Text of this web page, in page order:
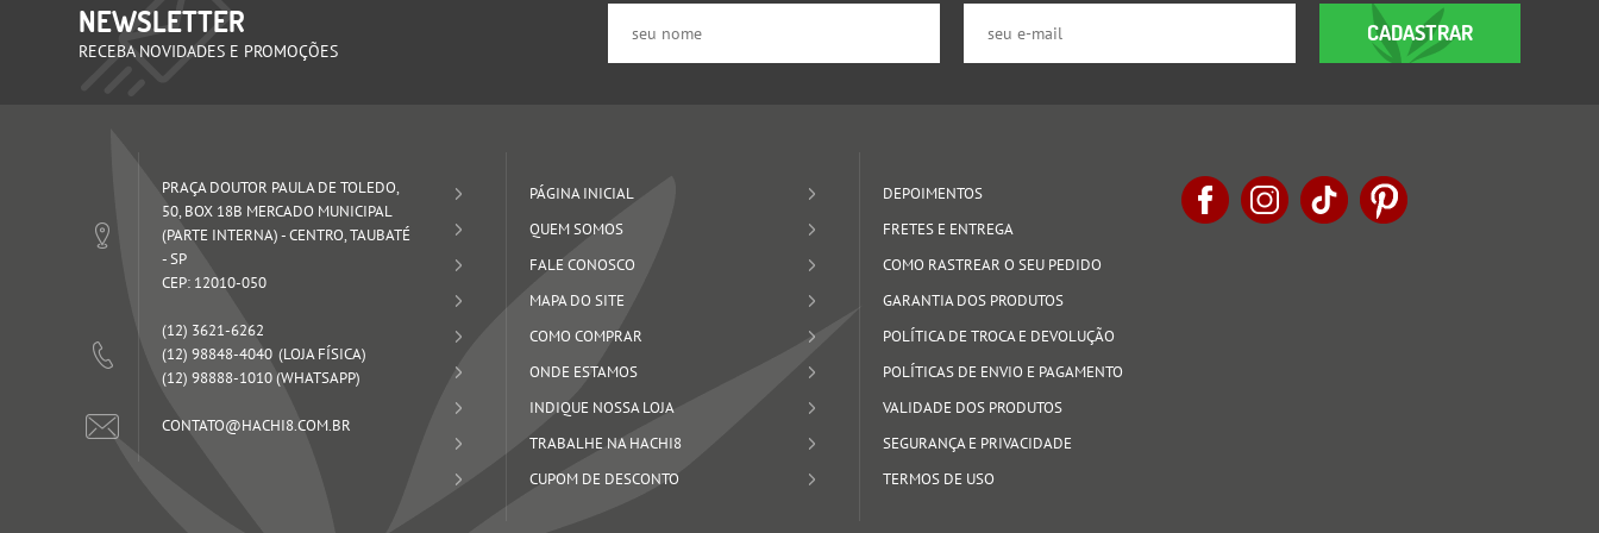
NEWSLETTER
RECEBA NOVIDADES E PROMOÇÕES
CADASTRAR
PRAÇA DOUTOR PAULA DE TOLEDO,
50, BOX 18B MERCADO MUNICIPAL
(PARTE INTERNA)-CENTRO, TAUBATÉ
-SP
CEP: 12010-050
(12) 3621-6262
(12) 98848-4040
(12) 98888-1010(WHATSAPP)
CONTATO@HACHI8.COM.BR
PÁGINA INICIAL
QUEM SOMOS
FALE CONOSCO
MAPA DO SITE
COMO COMPRAR
ONDE ESTAMOS
INDIQUE NOSSA LOJA
TRABALHE NA HACHI8
CUPOM DE DESCONTO
DEPOIMENTOS
FRETES E ENTREGA
COMO RASTREAR O SEU PEDIDO
GARANTIA DOS PRODUTOS
POLÍTICA DE TROCA E DEVOLUÇÃO
POLÍTICAS DE ENVIO E PAGAMENTO
VALIDADE DOS PRODUTOS
SEGURANÇA E PRIVACIDADE
TERMOS DE USO